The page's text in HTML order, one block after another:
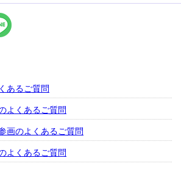
あるご質問
よくあるご質問
画のよくあるご質問
よくあるご質問